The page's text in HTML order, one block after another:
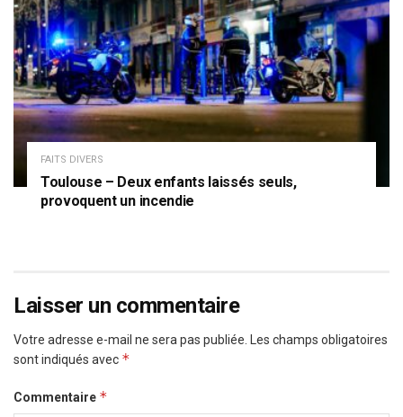
FAITS DIVERS
Toulouse – Deux enfants laissés seuls,
provoquent un incendie
Laisser un commentaire
Votre adresse e-mail ne sera pas publiée.
Les champs obligatoires
sont indiqués avec *
Commentaire *